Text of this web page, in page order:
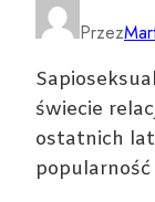
Przez
świecie
ostatnich